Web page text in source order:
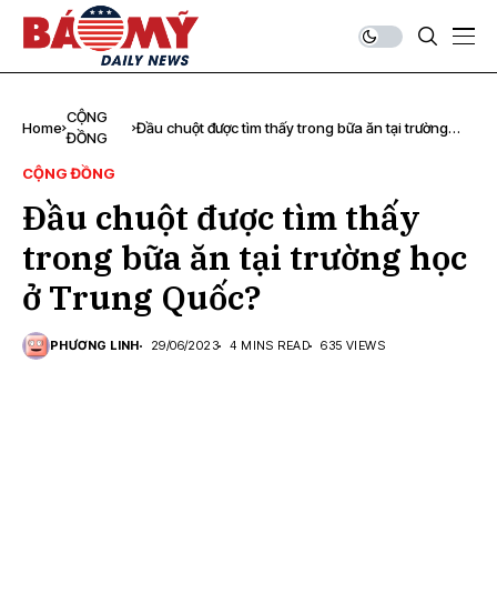
Home
CỘNG
ĐỒNG
Đầu chuột được tìm thấy trong bữa ăn tại trường
CỘNG ĐỒNG
Đầu chuột được tìm thấy
trong bữa ăn tại trường học
ở Trung Quốc?
PHƯƠNG LINH 29/06/2023 4 MINS READ 635 VIEWS